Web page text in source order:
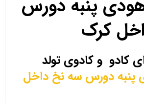
پنبه دورس
کرک
کادو و کادوی تولد
پنبه دورس سه نخ داخل